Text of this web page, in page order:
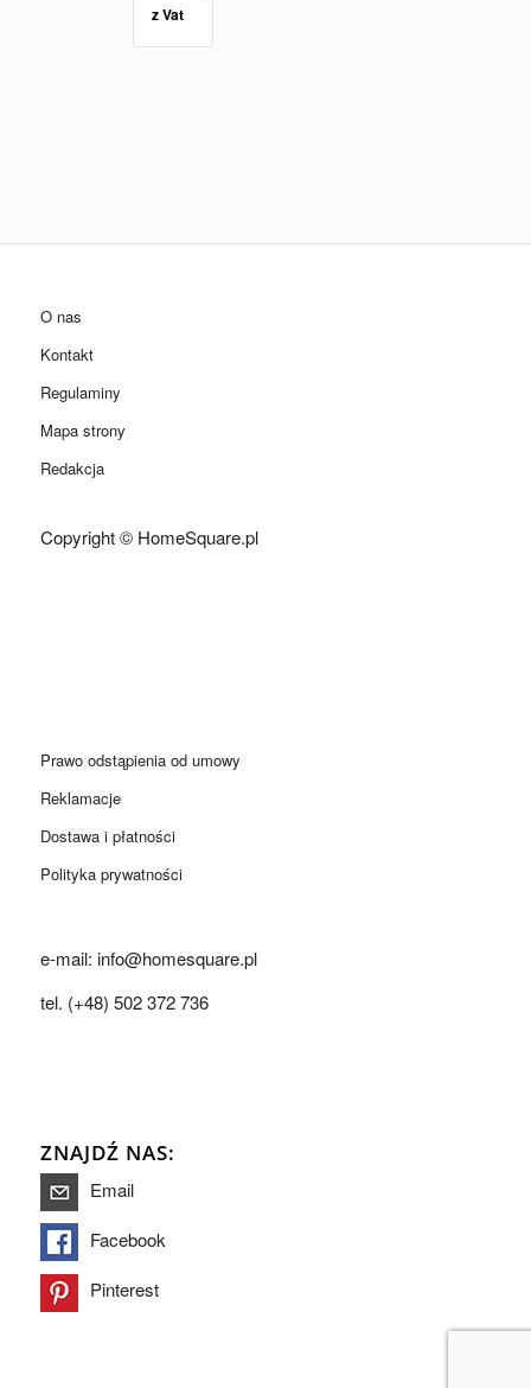
z Vat
O nas
Kontakt
Regulaminy
Mapa strony
Redakcja
Copyright © HomeSquare.pl
Prawo odstąpienia od umowy
Reklamacje
Dostawa i płatności
Polityka prywatności
e-mail: info@homesquare.pl
tel. (+48) 502 372 736
ZNAJDŹ NAS:
Email
Facebook
Pinterest